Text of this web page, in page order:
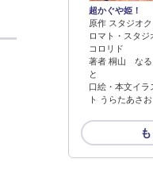
超かぐや姫！
原作 スタジオク
ロマト・スタジ
コロリド
著者 桐山 なる
と
口絵・本文イラ
ト うらたあさお